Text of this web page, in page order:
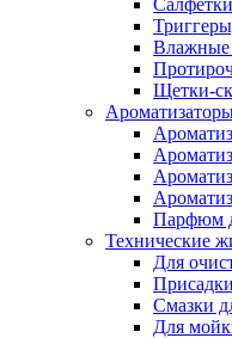
Влажные
Щетки-
Парфюм
Технические
Для
Смазки
Для